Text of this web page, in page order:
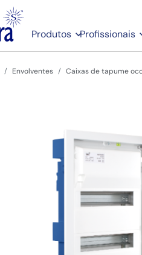
Produtos Profissionais
Envolventes Caixas de tapume